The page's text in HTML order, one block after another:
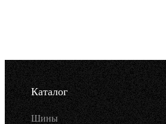
Каталог
Шины